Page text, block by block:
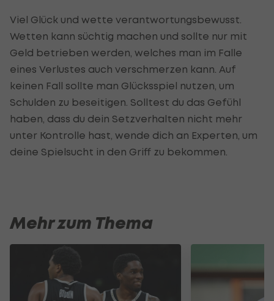
Viel Glück und wette verantwortungsbewusst.
Wetten kann süchtig machen und sollte nur mit
Geld betrieben werden, welches man im Falle
eines Verlustes auch verschmerzen kann. Auf
keinen Fall sollte man Glücksspiel nutzen, um
Schulden zu beseitigen. Solltest du das Gefühl
haben, dass du dein Setzverhalten nicht mehr
unter Kontrolle hast, wende dich an Experten, um
deine Spielsucht in den Griff zu bekommen.
Mehr zum Thema